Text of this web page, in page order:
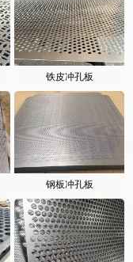
铁皮冲孔板
钢板冲孔板